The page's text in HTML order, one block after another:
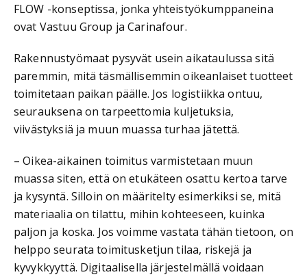
FLOW -konseptissa, jonka yhteistyökumppaneina
ovat Vastuu Group ja Carinafour.
Rakennustyömaat pysyvät usein aikataulussa sitä
paremmin, mitä täsmällisemmin oikeanlaiset tuotteet
toimitetaan paikan päälle. Jos logistiikka ontuu,
seurauksena on tarpeettomia kuljetuksia,
viivästyksiä ja muun muassa turhaa jätettä.
– Oikea-aikainen toimitus varmistetaan muun
muassa siten, että on etukäteen osattu kertoa tarve
ja kysyntä. Silloin on määritelty esimerkiksi se, mitä
materiaalia on tilattu, mihin kohteeseen, kuinka
paljon ja koska. Jos voimme vastata tähän tietoon, on
helppo seurata toimitusketjun tilaa, riskejä ja
kyvykkyyttä. Digitaalisella järjestelmällä voidaan